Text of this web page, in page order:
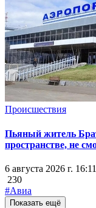
Происшествия
Пьяный житель
пространстве, не
6 августа 2026 г. 16:11
230
#Авиа
Показать ещё